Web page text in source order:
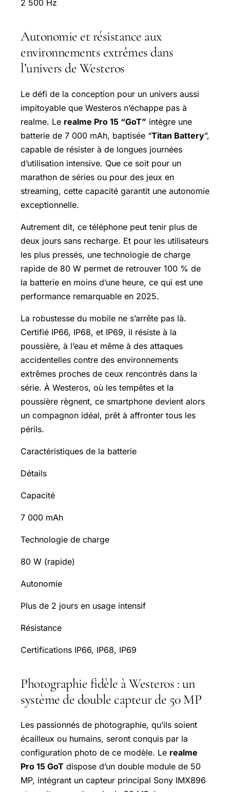
2 500 Hz
Autonomie et résistance aux
environnements extrêmes dans
l’univers de Westeros
Le défi de la conception pour un univers aussi
impitoyable que Westeros n’échappe pas à
realme. Le realme Pro 15 “GoT” intègre une
batterie de 7 000 mAh, baptisée “Titan Battery”,
capable de résister à de longues journées
d’utilisation intensive. Que ce soit pour un
marathon de séries ou pour des jeux en
streaming, cette capacité garantit une autonomie
exceptionnelle.
Autrement dit, ce téléphone peut tenir plus de
deux jours sans recharge. Et pour les utilisateurs
les plus pressés, une technologie de charge
rapide de 80 W permet de retrouver 100 % de
la batterie en moins d’une heure, ce qui est une
performance remarquable en 2025.
La robustesse du mobile ne s’arrête pas là.
Certifié IP66, IP68, et IP69, il résiste à la
poussière, à l’eau et même à des attaques
accidentelles contre des environnements
extrêmes proches de ceux rencontrés dans la
série. À Westeros, où les tempêtes et la
poussière règnent, ce smartphone devient alors
un compagnon idéal, prêt à affronter tous les
périls.
Caractéristiques de la batterie
Détails
Capacité
7 000 mAh
Technologie de charge
80 W (rapide)
Autonomie
Plus de 2 jours en usage intensif
Résistance
Certifications IP66, IP68, IP69
Photographie fidèle à Westeros : un
système de double capteur de 50 MP
Les passionnés de photographie, qu’ils soient
écailleux ou humains, seront conquis par la
configuration photo de ce modèle. Le realme
Pro 15 GoT dispose d’un double module de 50
MP, intégrant un capteur principal Sony IMX896